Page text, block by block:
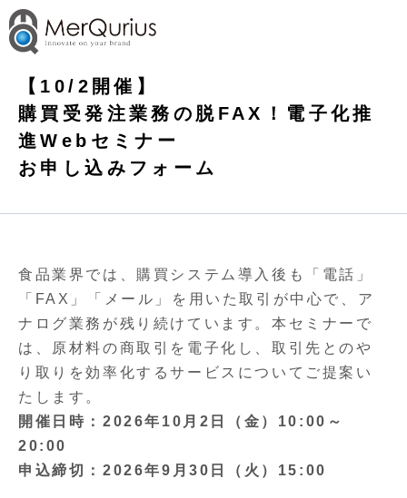
【10/2開催】
購買受発注業務の脱FAX！電子化推
進Webセミナー
お申し込みフォーム
食品業界では、購買システム導入後も「電話」
「FAX」「メール」を用いた取引が中心で、ア
ナログ業務が残り続けています。 本セミナーで
は、原材料の商取引を電子化し、取引先とのや
り取りを効率化するサービスについてご提案い
たします。
開催日時：2026年10月2日（金）10:00～
20:00
申込締切：2026年9月30日（火）15:00